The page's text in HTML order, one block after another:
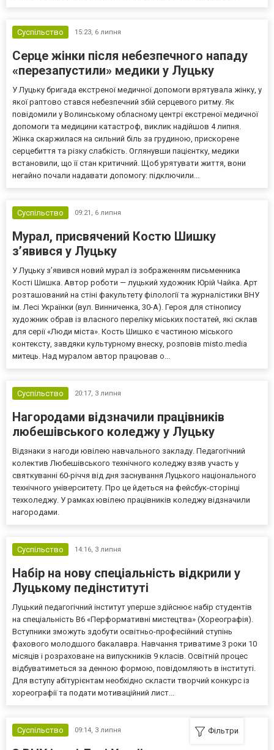
Фільтри
Суспільство 15:23, 6 липня
Серце жінки після небезпечного нападу
«перезапустили» медики у Луцьку
У Луцьку бригада екстреної медичної допомоги врятувала жінку, у
якої раптово стався небезпечний збій серцевого ритму. Як
повідомили у Волинському обласному центрі екстреної медичної
допомоги та медицини катастроф, виклик надійшов 4 липня.
Жінка скаржилася на сильний біль за грудиною, прискорене
серцебиття та різку слабкість. Оглянувши пацієнтку, медики
встановили, що її стан критичний. Щоб урятувати життя, вони
негайно почали надавати допомогу: підключили...
Суспільство 09:21, 6 липня
Мурал, присвячений Костю Шишку
з’явився у Луцьку
У Луцьку з’явився новий мурал із зображенням письменника
Кості Шишка. Автор роботи — луцький художник Юрій Чайка. Арт
розташований на стіні факультету філології та журналістики ВНУ
ім. Лесі Українки (вул. Винниченка, 30-А). Героя для стінопису
художник обрав із власного переліку міських постатей, які склав
для серії «Люди міста». Кость Шишко є частиною міського
контексту, завдяки культурному внеску, розповів misto.media
митець. Над муралом автор працював о...
Суспільство 20:17, 3 липня
Нагородами відзначили працівників
любешівського коледжу у Луцьку
Відзнаки з нагоди ювілею навчального закладу. Педагогічний
колектив Любешівського технічного коледжу взяв участь у
святкуванні 60-річчя від дня заснування Луцького національного
технічного університету. Про це йдеться на фейсбук-сторінці
техколеджу. У рамках ювілею працівників коледжу відзначили
нагородами.
Суспільство 14:16, 3 липня
Набір на нову спеціальність відкрили у
Луцькому педінституті
Луцький педагогічний інститут уперше здійснює набір студентів
на спеціальність В6 «Перформативні мистецтва» (Хореографія).
Вступники зможуть здобути освітньо-професійний ступінь
фахового молодшого бакалавра. Навчання триватиме 3 роки 10
місяців і розраховане на випускників 9 класів. Освітній процес
відбуватиметься за денною формою, повідомляють в інституті.
Для вступу абітурієнтам необхідно скласти творчий конкурс із
хореографії та подати мотиваційний лист...
Суспільство 09:14, 3 липня